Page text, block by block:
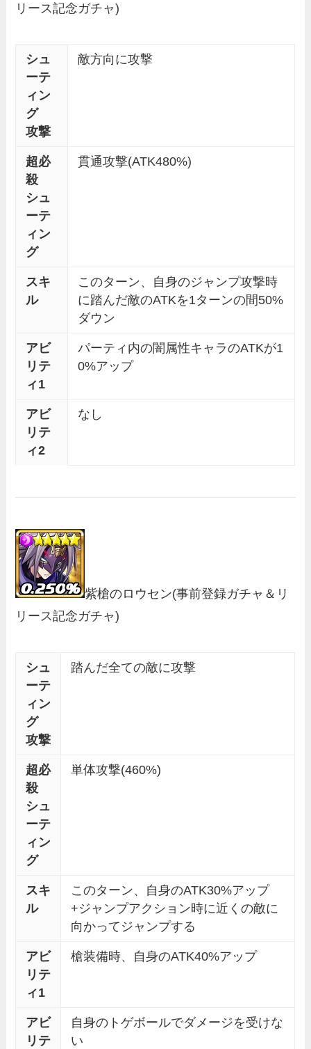
リース記念ガチャ)
シュ
ーテ
ィン
グ
攻撃
敵方向に攻撃
超必
殺
シュ
ーテ
ィン
グ
貫通攻撃(ATK480%)
スキ
ル
このターン、自身のジャンプ攻撃時
に踏んだ敵のATKを1ターンの間50%
ダウン
アビ
リテ
ィ1
パーティ内の闇属性キャラのATKが1
0%アップ
アビ
リテ
ィ2
なし
紫槍のロウセン(事前登録ガチャ＆リ
リース記念ガチャ)
シュ
ーテ
ィン
グ
攻撃
踏んだ全ての敵に攻撃
超必
殺
シュ
ーテ
ィン
グ
単体攻撃(460%)
スキ
ル
このターン、自身のATK30%アップ
+ジャンプアクション時に近くの敵に
向かってジャンプする
アビ
リテ
ィ1
槍装備時、自身のATK40%アップ
アビ
リテ
自身のトゲボールでダメージを受けな
い